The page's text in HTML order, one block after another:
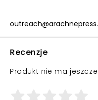
Recenzje
Produkt nie ma